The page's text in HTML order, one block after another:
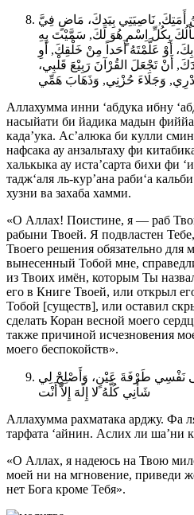
أَمَتِكَ, نَاصِيَتِي بِيَدِكَ، مَاضٍ فِيَّ
بِكُلِّ اِسْمٍ هُوَ لَكَ, سَمَّيْتَ بِهِ
أَوْ عَلَّمْتَهُ أَحَداً مِنْ خَلْقِكَ, أَوِ
أَنْ تَجْعَلَ القُرْآنَ رَبِيْعَ قَلْبِي،
وَجَلَاءَ حُزْنِي, وَذَهَابَ هَمِّي
Аллахумма инни ‘абдука ибну
насыйати би йадика мадын
када’ука. Ас’алюка би кулли
нафсака ау анзальтаху фи
халькыка ау иста’сарта бихи фи
тадж‘аля ль-кур’ана раби‘а
хузни ва захаба хамми.
«О Аллах! Поистине, я — раб
рабыни Твоей. Я подвластен
Твоего решения обязательно для
вынесенный Тобой мне,
из Твоих имён, которым Ты
его в Книге Твоей, или открыл
Тобой [существ], или оставил
сделать Коран весной моего
также причиной исчезновения
моего беспокойств».
نَفْسِي طَرْفَةَ عَيْنٍ، وَأَصْلِحْ لِي
شَأْنِي كُلَّهُ لا إِلَهَ إِلاَّ أَنْت
Аллахумма рахматака арджу. Фа
тарфата ‘айнин. Аслих ли ша’ни
«О Аллах, я надеюсь на Твою
моей ни на мгновение, приведи
нет Бога кроме Тебя».